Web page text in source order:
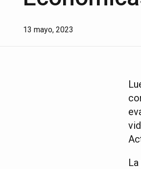
13 mayo, 2023